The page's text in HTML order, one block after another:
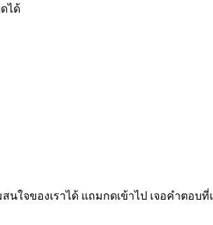
ได้
ใจของเราได้ แถมกดเข้าไป เจอคำตอบ